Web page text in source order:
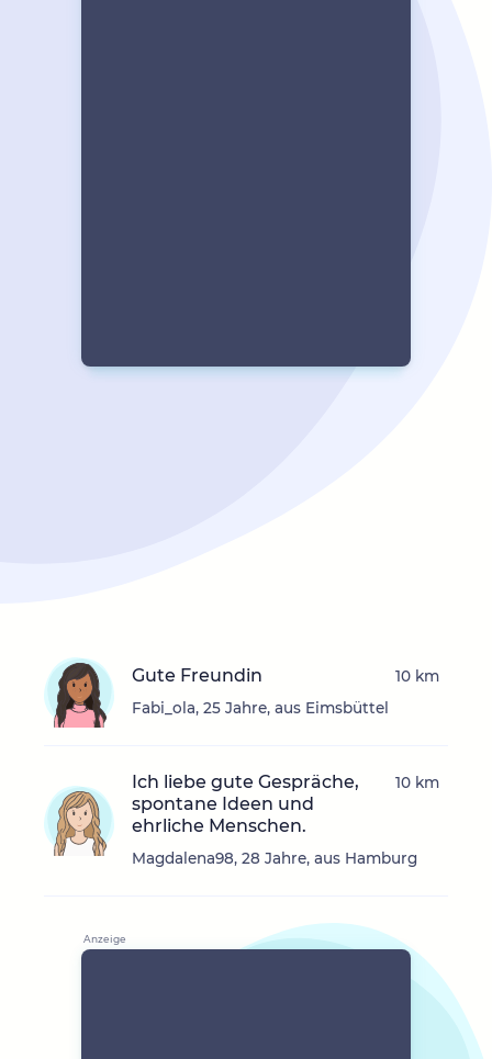
Gute Freundin
Fabi_ola, 25 Jahre, aus Eimsbüttel
10 km
Ich liebe gute Gespräche,
spontane Ideen und
ehrliche Menschen.
Magdalena98, 28 Jahre, aus Hamburg
10 km